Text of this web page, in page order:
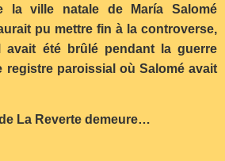
la ville natale de María Salomé
pu mettre fin à la controverse,
avait été brûlé pendant la guerre
registre paroissial où Salomé avait
La Reverte demeure…